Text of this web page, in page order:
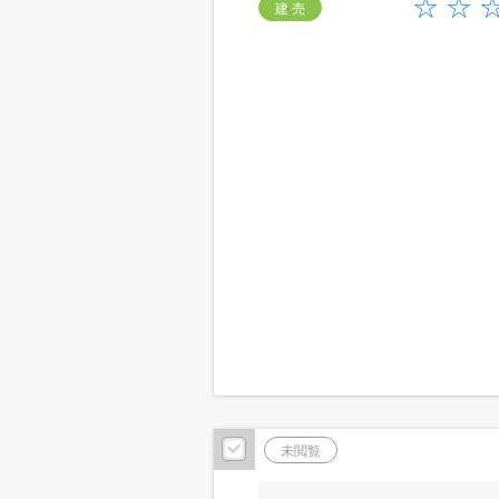
建 売
未閲覧